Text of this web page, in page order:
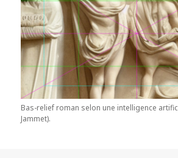
Bas-relief roman selon une intelligence
Jammet).